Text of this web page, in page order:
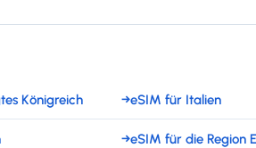
Königreich →eSIM für Italien
→eSIM für die Region